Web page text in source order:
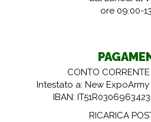
ore 09:00-
CONTO
Intestato a: New
IBAN:
RICARICA